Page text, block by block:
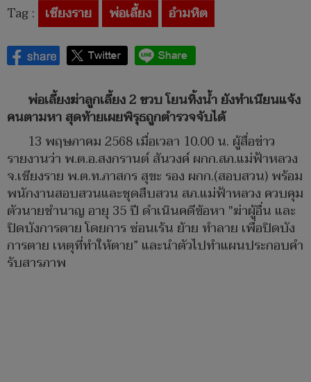
Tag : เชียงราย พ่อเลี้ยง อํามหิต
พ่อเลี้ยงฆ่าลูกเลี้ยง 2 ขวบ โยนทิ้งน้ำ ยังทำเนียนแจ้ง
คนตามหา สุดท้ายเผยพิรุธถูกตำรวจจับได้
13 พฤษภาคม 2568 เมื่อเวลา 10.00 น. ผู้สื่อข่าว
รายงานว่า พ.ต.อ.สงกรานต์ สันวงค์ ผกก.สภ.แม่ฟ้าหลวง
จ.เชียงราย พ.ต.ท.ภาสกร สุขะ รอง ผกก.(สอบสวน) พร้อม
พนักงานสอบสวนและชุดสืบสวน สภ.แม่ฟ้าหลวง ควบคุม
ตัวนายชำนาญ อายุ 35 ปี ดำเนินคดีข้อหา "ฆ่าผู้อื่น และ
ปิดบังการตาย โดยการ ซ่อนเร้น ย้าย ทำลาย เพื่อปิดบัง
การตาย เหตุที่ทำให้ตาย” และนำตัวไปทำแผนประกอบคำ
รับสารภาพ